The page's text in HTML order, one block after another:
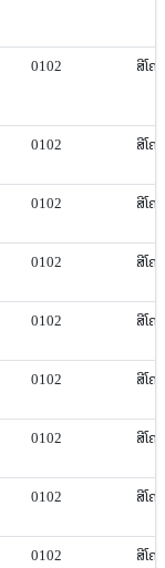
0102 ສີ​ໂຄ
0102 ສີ​ໂຄ
0102 ສີ​ໂຄ
0102 ສີ​ໂຄ
0102 ສີ​ໂຄ
0102 ສີ​ໂຄ
0102 ສີ​ໂຄ
0102 ສີ​ໂຄ
0102 ສີ​ໂຄ